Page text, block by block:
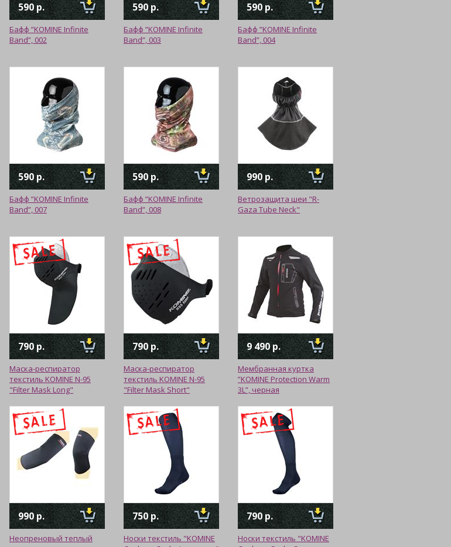
590 р.
Бафф ”KOMINE Infinite
Band”, 002
590 р.
Бафф ”KOMINE Infinite
Band”, 003
590 р.
Бафф ”KOMINE Infinite
Band”, 004
590 р.
Бафф ”KOMINE Infinite
Band”, 007
590 р.
Бафф ”KOMINE Infinite
Band”, 008
990 р.
Ветрозащита шеи "R-
Gaza Tube Neck"
790 р.
Маска-респиратор
текстиль KOMINE N-95
"Filter Mask Long"
790 р.
Маска-респиратор
текстиль KOMINE N-95
"Filter Mask Short"
9 490 р.
Мембранная куртка
”KOMINE Protection Warm
3L”, черная
990 р.
Неопреновый теплый
750 р.
Носки текстиль "KOMINE
790 р.
Носки текстиль "KOMINE